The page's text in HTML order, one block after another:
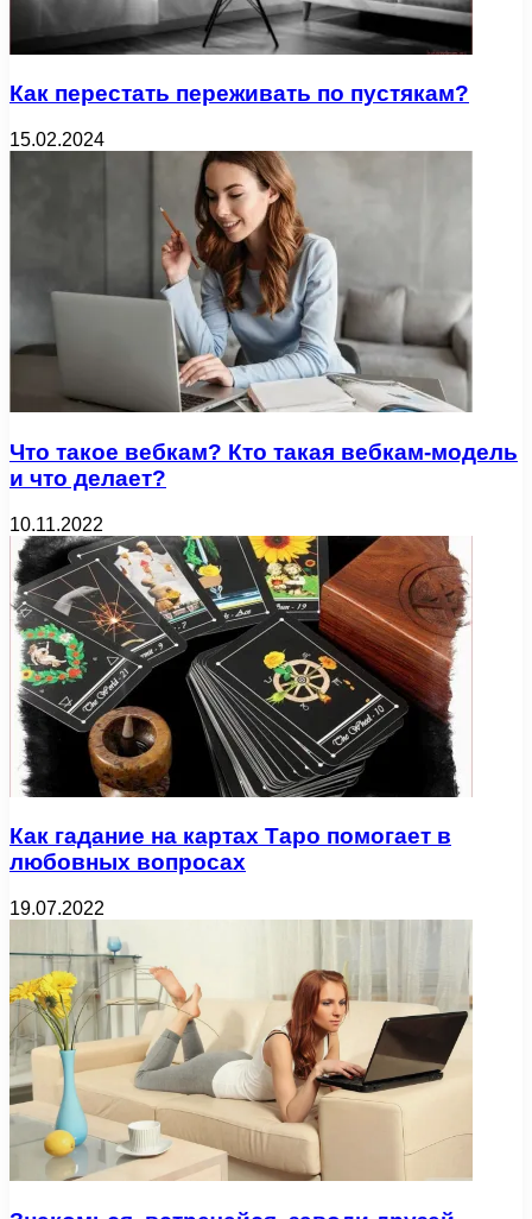
Как перестать переживать по пустякам?
15.02.2024
Что такое вебкам? Кто такая вебкам-модель
и что делает?
10.11.2022
Как гадание на картах Таро помогает в
любовных вопросах
19.07.2022